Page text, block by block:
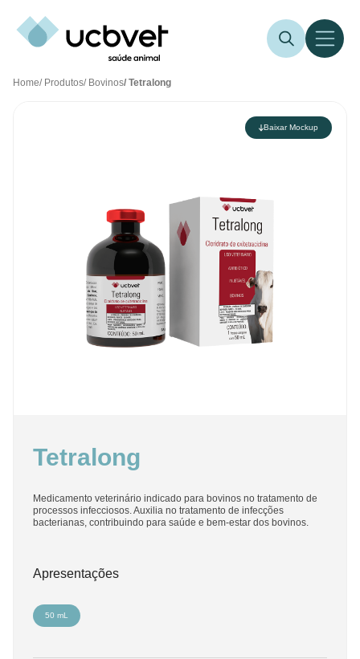
Home/ Produtos/ Bovinos/ Tetralong
Baixar Mockup
Tetralong
Medicamento veterinário indicado para bovinos no tratamento de
processos infecciosos. Auxilia no tratamento de infecções
bacterianas, contribuindo para saúde e bem-estar dos bovinos.
Apresentações
50 mL